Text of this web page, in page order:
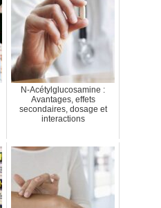
N-Acétylglucosamine :
Avantages, effets
secondaires, dosage et
interactions